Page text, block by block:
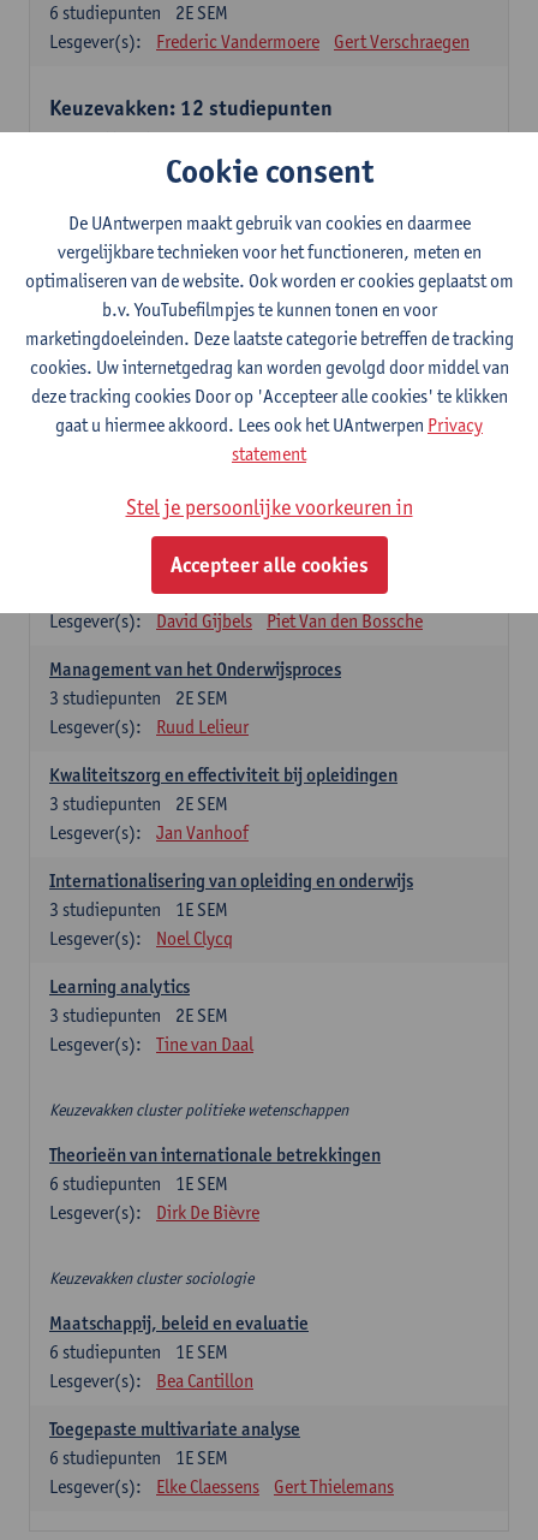
2E SEM
6 studiepunten
Lesgever(s):
Frederic Vandermoere Gert Verschraegen
Keuzevakken: 12 studiepunten
Keuzevakken cluster communicatiewetenschappen
Consumer Psychology
2E SEM
studiepunten
Lesgever(s):
Katrien Maldoy Konrad Rudnicki
Journalistiek en crossmedialiteit
1E SEM
studiepunten
Lesgever(s):
Steve Paulussen
Interne Communicatie
1E SEM
6studiepunten
Charlotte De Backer
Keuzevakken cluster opleidings- en onderwijswetenschappen
Leren op de werkplek
2E SEM
studiepunten
Lesgever(s):
David Gijbels Piet Van den Bossche
Management van het Onderwijsproces
2E SEM
3 studiepunten
Lesgever(s):
Ruud Lelieur
Kwaliteitszorg en effectiviteit bij opleidingen
2E SEM
3 studiepunten
Lesgever(s):
Jan Vanhoof
Internationalisering van opleiding en onderwijs
1E SEM
3 studiepunten
Lesgever(s):
Noel Clycq
Learning analytics
2E SEM
3 studiepunten
Lesgever(s):
Tine van Daal
Keuzevakken cluster politieke wetenschappen
Theorieën van internationale betrekkingen
1E SEM
6 studiepunten
Lesgever(s):
Dirk De Bièvre
Keuzevakken cluster sociologie
Maatschappij, beleid en evaluatie
1E SEM
6 studiepunten
Lesgever(s):
Bea Cantillon
Toegepaste multivariate analyse
1E SEM
6 studiepunten
Lesgever(s):
Elke Claessens Gert Thielemans
Cookie consent
De UAntwerpen maakt gebruik van cookies en daarmee
vergelijkbare technieken voor het functioneren, meten en
optimaliseren van de website. Ook worden er cookies geplaatst om
b.v. YouTubefilmpjes te kunnen tonen en voor
marketingdoeleinden. Deze laatste categorie betreffen de tracking
cookies. Uw internetgedrag kan worden gevolgd door middel van
deze tracking cookies Door op 'Accepteer alle cookies' te klikken
gaat u hiermee akkoord. Lees ook het UAntwerpen Privacy
statement
Stel je persoonlijke voorkeuren in
Accepteer alle cookies